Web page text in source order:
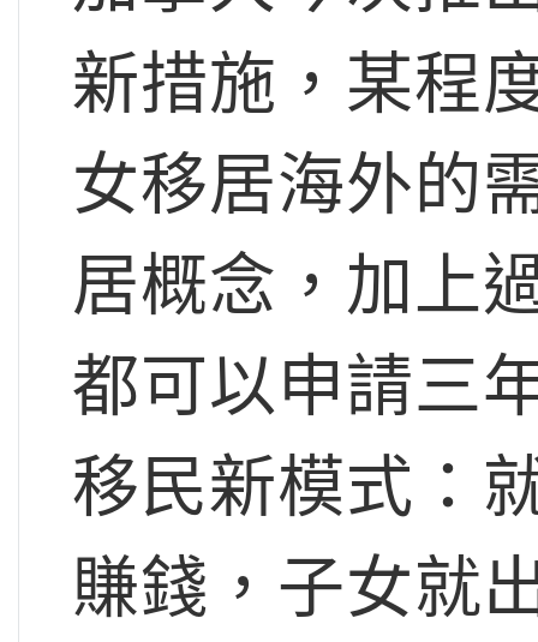
新措施，某程
女移居海外的
居概念，加上
都可以申請三
移民新模式：
賺錢，子女就